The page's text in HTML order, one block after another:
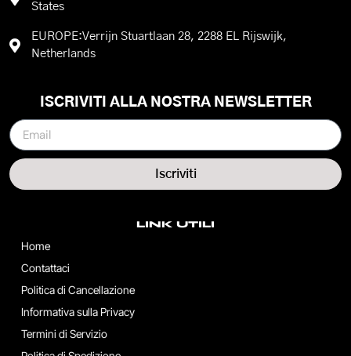
States
EUROPE:Verrijn Stuartlaan 28, 2288 EL Rijswijk,
Netherlands
LINK UTILI
Home
Contattaci
Politica di Cancellazione
Informativa sulla Privacy
Termini di Servizio
ISCRIVITI ALLA NOSTRA NEWSLETTER
Iscriviti